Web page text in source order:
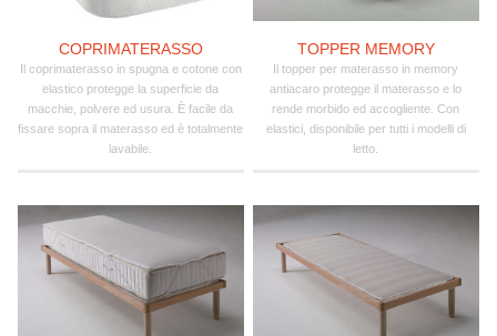
COPRIMATERASSO
Il coprimaterasso in spugna e cotone con
elastico protegge la superficie da
macchie, polvere ed usura. È facile da
fissare sopra il materasso ed è totalmente
lavabile.
TOPPER MEMORY
Il topper per materasso in memory
antiacaro protegge il materasso e lo
rende morbido ed accogliente. Con
elastici, disponibile per tutti i modelli di
letto.